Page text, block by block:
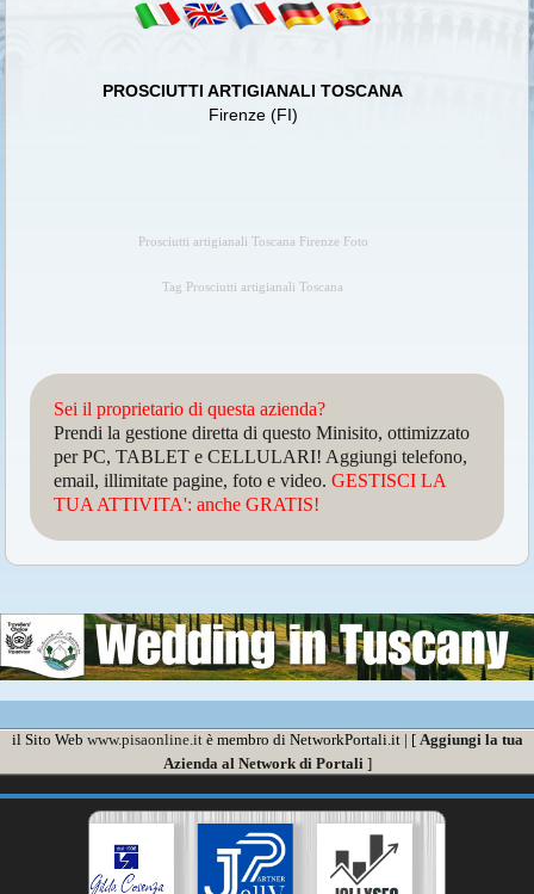
PROSCIUTTI ARTIGIANALI TOSCANA
Firenze (FI)
Prosciutti artigianali Toscana Firenze Foto
Tag Prosciutti artigianali Toscana
Sei il proprietario di questa azienda?
Prendi la gestione diretta di questo Minisito, ottimizzato
per PC, TABLET e CELLULARI! Aggiungi telefono,
email, illimitate pagine, foto e video.GESTISCI LA
TUA ATTIVITA': anche GRATIS!
il Sito Web www.pisaonline.itè membro di NetworkPortali.it | [ Aggiungi la tua
Azienda al Network di Portali ]